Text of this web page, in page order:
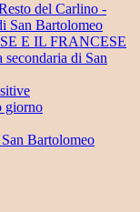
del Carlino -
San Bartolomeo
E IL FRANCESE
di San
giorno
Bartolomeo